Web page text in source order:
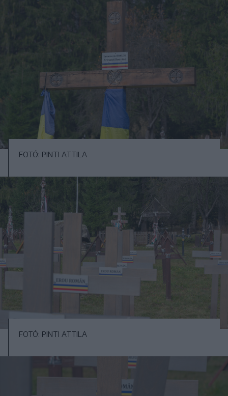
FOTÓ: PINTI ATTILA
FOTÓ: PINTI ATTILA